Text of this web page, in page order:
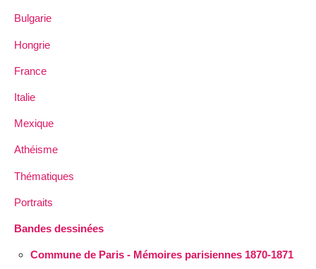
Bulgarie
Hongrie
France
Italie
Mexique
Athéisme
Thématiques
Portraits
Bandes dessinées
Commune de Paris - Mémoires parisiennes 1870-1871